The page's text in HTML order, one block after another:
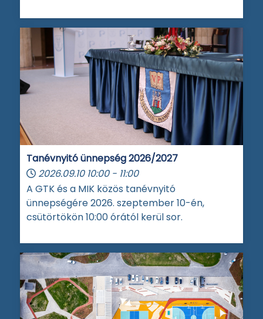
Tanévnyitó ünnepség 2026/2027
2026.09.10 10:00 - 11:00
A GTK és a MIK közös tanévnyitó
ünnepségére 2026. szeptember 10-én,
csütörtökön 10:00 órától kerül sor.